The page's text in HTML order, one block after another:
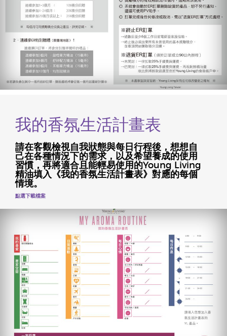
我的香氛生活計畫表
請在客觀檢視自我狀態與每日行程後，想想自
己在各種情況下的需求，以及希望養成的使用
習慣，再將適合且能輕易使用的Young Living
精油填入《我的香氛生活計畫表》對應的每個
情境。
點選下載檔案